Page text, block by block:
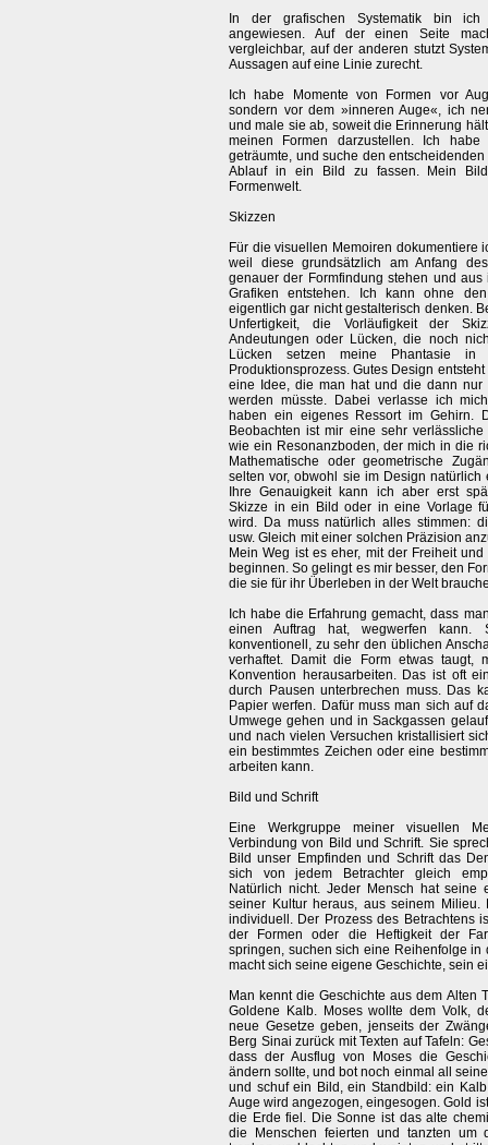
In der grafischen Systematik bin ich
angewiesen. Auf der einen Seite
vergleichbar, auf der anderen stutzt
Aussagen auf eine Linie zurecht.
Ich habe Momente von Formen vor
sondern vor dem »inneren Auge«, ich
und male sie ab, soweit die Erinnerung
meinen Formen darzustellen. Ich habe
geträumte, und suche den
Ablauf in ein Bild zu fassen. Mein
Formenwelt.
Skizzen
Für die visuellen Memoiren dokumentiere
weil diese grundsätzlich am Anfang
genauer der Formfindung stehen und
Grafiken entstehen. Ich kann ohne
eigentlich gar nicht gestalterisch denken.
Unfertigkeit, die Vorläufigkeit der
Andeutungen oder Lücken, die noch
Lücken setzen meine Phantasie
Produktionsprozess. Gutes Design
eine Idee, die man hat und die dann nur
werden müsste. Dabei verlasse ich
haben ein eigenes Ressort im Gehirn.
Beobachten ist mir eine sehr
wie ein Resonanzboden, der mich in die
Mathematische oder geometrische
selten vor, obwohl sie im Design
Ihre Genauigkeit kann ich aber erst
Skizze in ein Bild oder in eine Vorlage
wird. Da muss natürlich alles stimmen:
usw. Gleich mit einer solchen Präzision
Mein Weg ist es eher, mit der Freiheit
beginnen. So gelingt es mir besser, den
die sie für ihr Überleben in der Welt
Ich habe die Erfahrung gemacht, dass
einen Auftrag hat, wegwerfen
konventionell, zu sehr den üblichen
verhaftet. Damit die Form etwas taugt,
Konvention herausarbeiten. Das ist oft
durch Pausen unterbrechen muss. Das
Papier werfen. Dafür muss man sich auf
Umwege gehen und in Sackgassen
und nach vielen Versuchen kristallisiert
ein bestimmtes Zeichen oder eine
arbeiten kann.
Bild und Schrift
Eine Werkgruppe meiner visuellen
Verbindung von Bild und Schrift. Sie
Bild unser Empfinden und Schrift das
sich von jedem Betrachter gleich
Natürlich nicht. Jeder Mensch hat seine
seiner Kultur heraus, aus seinem
individuell. Der Prozess des Betrachtens
der Formen oder die Heftigkeit der
springen, suchen sich eine Reihenfolge in
macht sich seine eigene Geschichte, sein
Man kennt die Geschichte aus dem Alten
Goldene Kalb. Moses wollte dem Volk,
neue Gesetze geben, jenseits der
Berg Sinai zurück mit Texten auf Tafeln:
dass der Ausflug von Moses die
ändern sollte, und bot noch einmal all
und schuf ein Bild, ein Standbild: ein
Auge wird angezogen, eingesogen. Gold
die Erde fiel. Die Sonne ist das alte
die Menschen feierten und tanzten